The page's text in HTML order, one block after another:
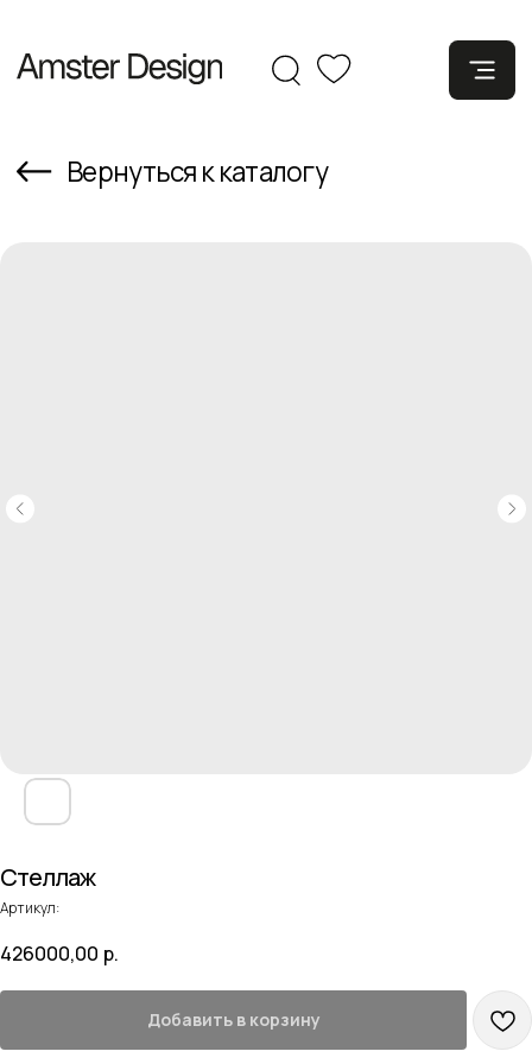
Стеллаж
Артикул:
426000,00 р.
Добавить в корзину